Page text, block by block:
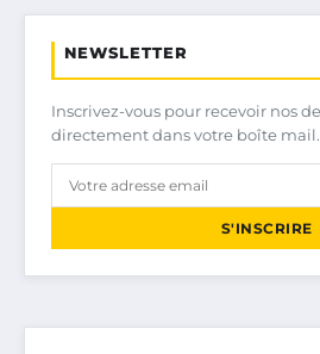
NEWSLETTER
Inscrivez-vous pour recevoir nos
directement dans votre boîte mail.
S'INSCRIRE